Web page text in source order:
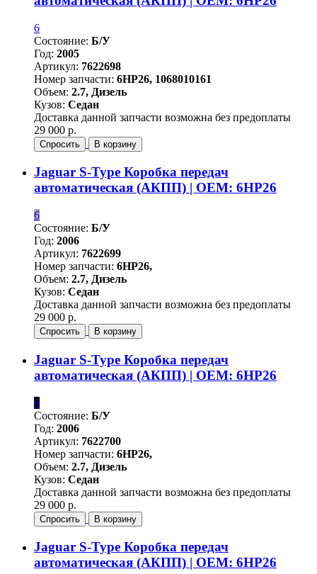
6
Состояние: Б/У
Год: 2005
Артикул: 7622698
Номер запчасти: 6HP26, 1068010161
Объем: 2.7, Дизель
Кузов: Седан
Доставка данной запчасти возможна без предоплаты
29 000 р.
Спросить В корзину
Jaguar S-Type Коробка передач
автоматическая (АКПП) | OEM: 6HP26
6
Состояние: Б/У
Год: 2006
Артикул: 7622699
Номер запчасти: 6HP26,
Объем: 2.7, Дизель
Кузов: Седан
Доставка данной запчасти возможна без предоплаты
29 000 р.
Спросить В корзину
Jaguar S-Type Коробка передач
автоматическая (АКПП) | OEM: 6HP26
6
Состояние: Б/У
Год: 2006
Артикул: 7622700
Номер запчасти: 6HP26,
Объем: 2.7, Дизель
Кузов: Седан
Доставка данной запчасти возможна без предоплаты
29 000 р.
Спросить В корзину
Jaguar S-Type Коробка передач
автоматическая (АКПП) | OEM: 6HP26